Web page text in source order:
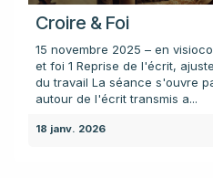
Croire & Foi
15 novembre 2025 – en
et foi 1 Reprise de l'écrit,
du travail La séance s'ouvre
autour de l'écrit transmis a...
18 janv. 2026